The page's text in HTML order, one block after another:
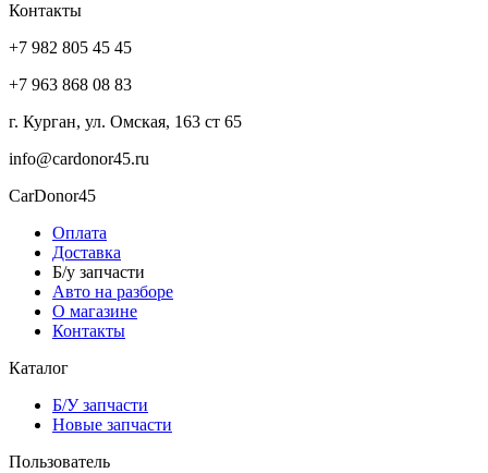
Контакты
+7 982 805 45 45
+7 963 868 08 83
г. Курган, ул. Омская, 163 ст 65
info@cardonor45.ru
CarDonor45
Оплата
Доставка
Б/у запчасти
Авто на разборе
О магазине
Контакты
Каталог
Б/У запчасти
Новые запчасти
Пользователь